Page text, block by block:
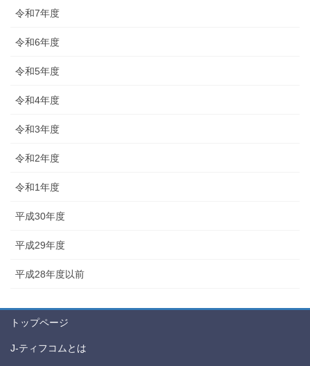
令和7年度
令和6年度
令和5年度
令和4年度
令和3年度
令和2年度
令和1年度
平成30年度
平成29年度
平成28年度以前
トップページ
J-ティフコムとは